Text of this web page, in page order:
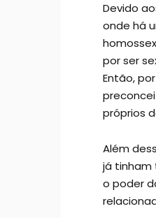
Devido
onde há
por ser
Então,
próprios
Além
já tinham
o poder